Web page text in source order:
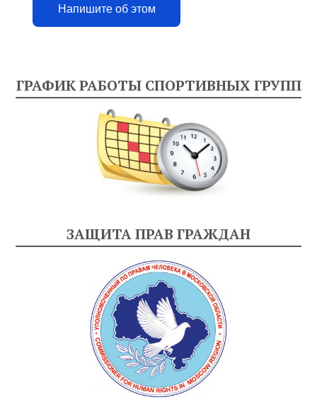
Напишите об этом
ГРАФИК РАБОТЫ СПОРТИВНЫХ ГРУПП
ЗАЩИТА ПРАВ ГРАЖДАН